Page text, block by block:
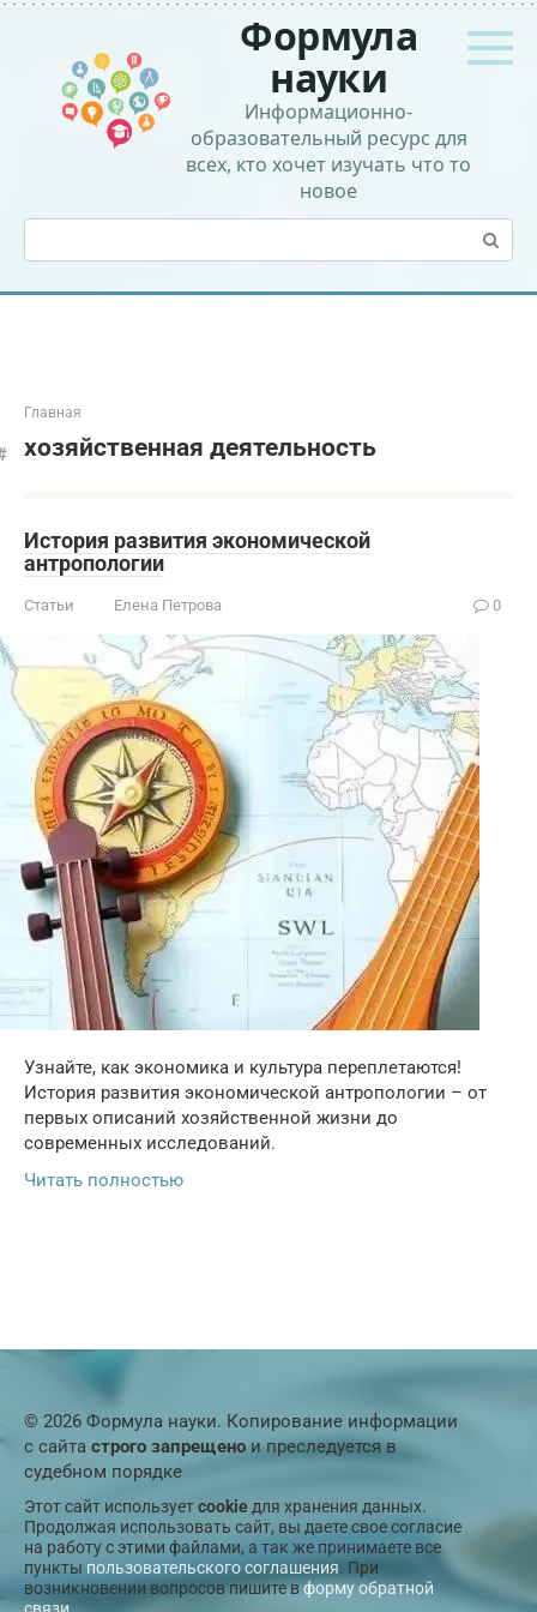
Перейти
контенту
Формула
науки
Информационно-
образовательный ресурс для
всех, кто хочет изучать что то
новое
Поиск:
Главная
хозяйственная деятельность
История развития экономической
антропологии
Статьи Елена Петрова 0
Узнайте, как экономика и культура переплетаются!
История развития экономической антропологии – от
первых описаний хозяйственной жизни до
современных исследований.
Читать полностью
© 2026 Формула науки. Копирование информации
с сайта строго запрещено и преследуется в
судебном порядке
Этот сайт используетcookie для хранения данных.
Продолжая использовать сайт, вы даете свое согласие
на работу с этими файлами, а так же принимаете все
пункты пользовательского соглашения. При
возникновении вопросов пишите вформу обратной